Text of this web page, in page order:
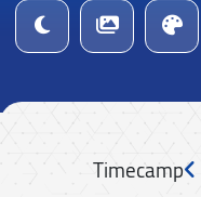
Timecamp